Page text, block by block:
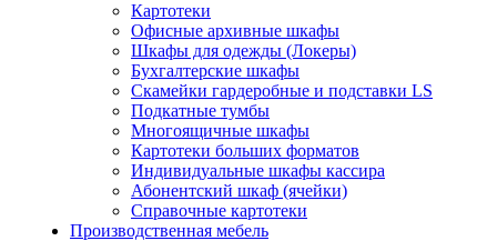
Картотеки
Офисные архивные шкафы
Шкафы для одежды (Локеры)
Бухгалтерские шкафы
Скамейки гардеробные и подставки LS
Подкатные тумбы
Многоящичные шкафы
Картотеки больших форматов
Индивидуальные шкафы кассира
Абонентский шкаф (ячейки)
Справочные картотеки
Производственная мебель